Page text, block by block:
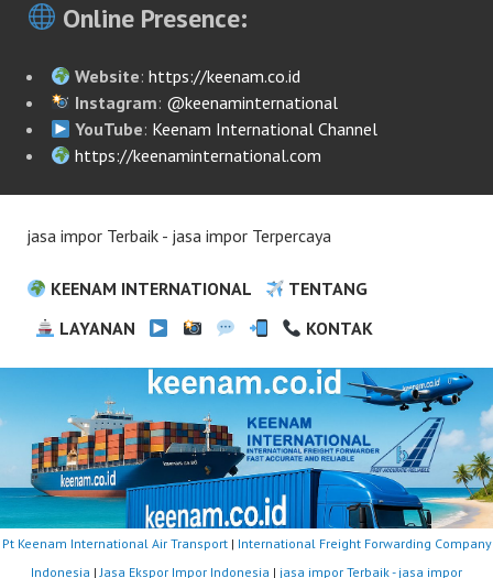
Online Presence:
Website:https://keenam.co.id
Instagram: @keenaminternational
YouTube: Keenam International Channel
https://keenaminternational.com
jasa impor Terbaik - jasa impor Terpercaya
KEENAM INTERNATIONAL
TENTANG
LAYANAN
KONTAK
Pt Keenam International Air Transport| International Freight Forwarding Company
Indonesia | Jasa Ekspor Impor Indonesia | jasa impor Terbaik - jasa impor